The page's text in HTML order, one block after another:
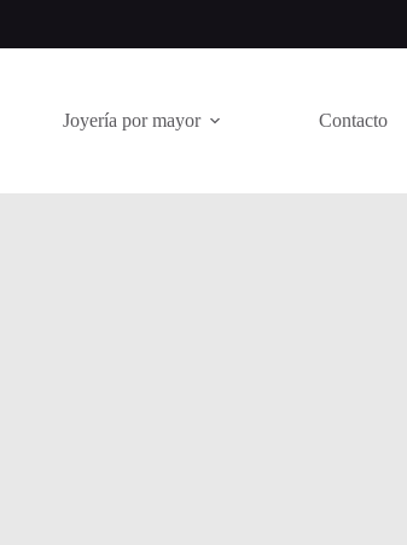
Joyería por mayor Contacto